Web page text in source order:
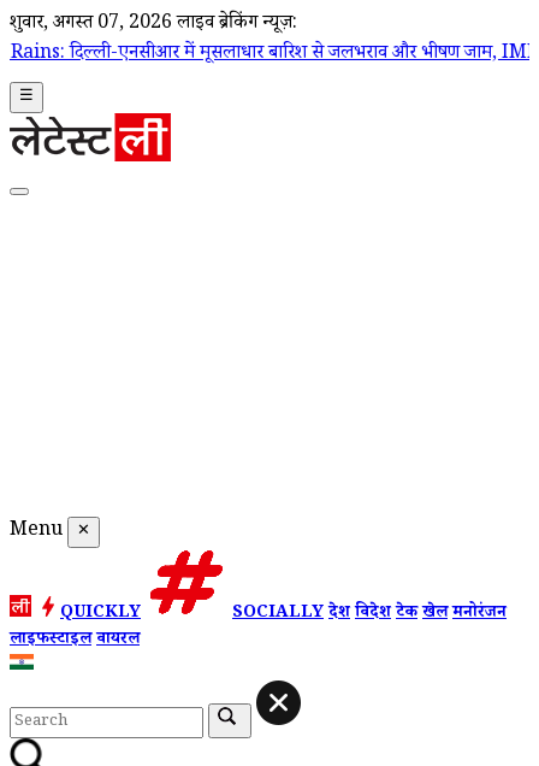
शुक्रवार, अगस्त 07, 2026 लाइव ब्रेकिंग न्यूज़:
में मूसलाधार बारिश से जलभराव और भीषण जाम, IMD ने जारी किया
☰
Menu ✕
QUICKLY SOCIALLYदेशविदेशटेकखेलमनोरंजन
लाइफस्टाइलवायरल